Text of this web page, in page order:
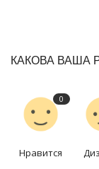
КАКОВА ВАША
0
Нравится